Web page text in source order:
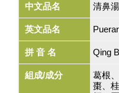
中文品名 清鼻湯
英文品名
拼 音 名 Qing
組成/成分
葛根
棗、